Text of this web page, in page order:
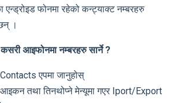
एन्ड्रोइड फोनमा रहेको कन्ट्याक्ट नम्बरहरु
।
आइफोनमा नम्बरहरु सार्ने ?
एपमा जानुहोस्
आइकन तथा तिनथोप्ने मेन्यूमा गएर Iport/Export